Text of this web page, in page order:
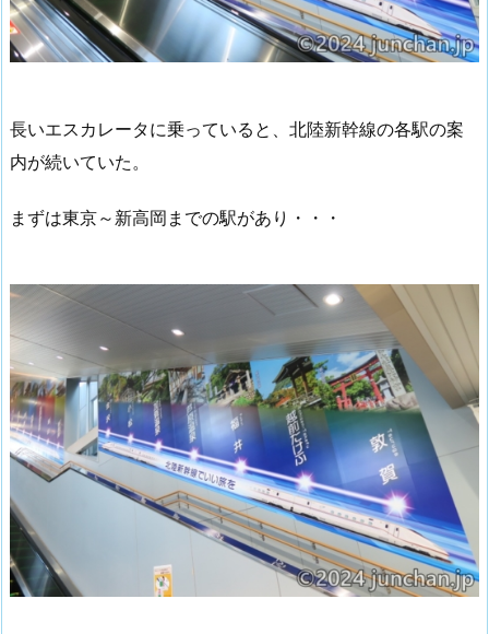
長いエスカレータに乗っていると、北陸新幹線の各駅の案
内が続いていた。
まずは東京～新高岡までの駅があり・・・